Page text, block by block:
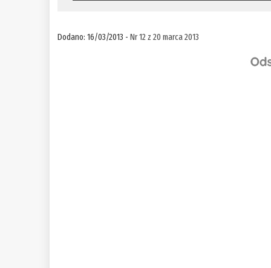
Dodano: 16/03/2013 -Nr 12 z 20 marca 2013